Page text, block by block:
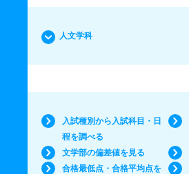
人文学科
入試種別から入試科目・日
程を調べる
文学部の偏差値を見る
合格最低点・合格平均点を